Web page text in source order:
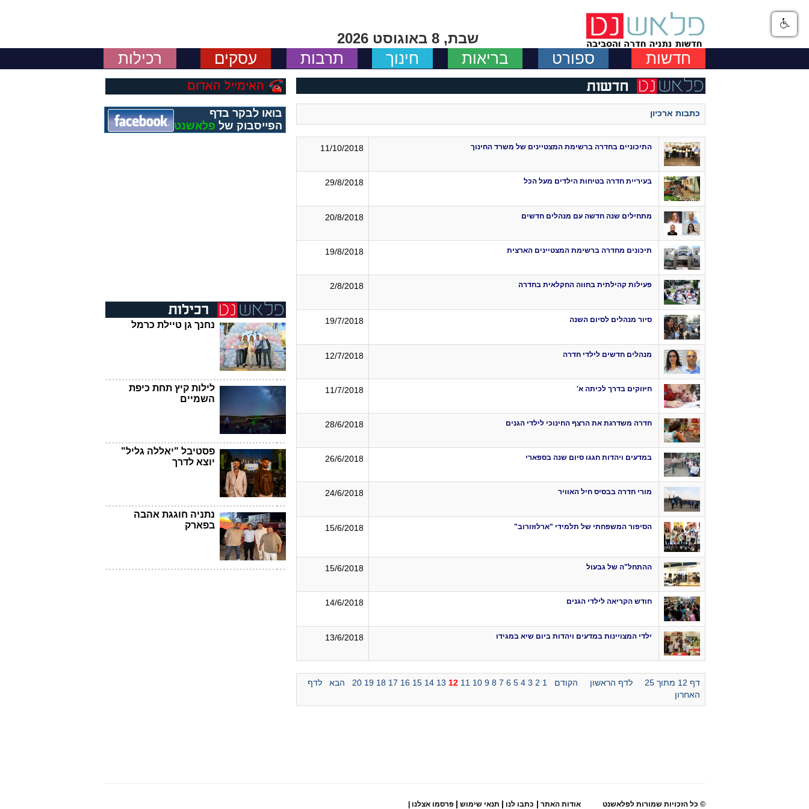
שבת, 8 באוגוסט 2026
חדשות ספורט בריאות חינוך תרבות עסקים רכילות
כתבות ארכיון
התיכוניים בחדרה ברשימת המצטיינים של משרד החינוך 11/10/2018
בעיריית חדרה בטיחות הילדים מעל הכל 29/8/2018
מתחילים שנה חדשה עם מנהלים חדשים 20/8/2018
תיכונים מחדרה ברשימת המצטיינים הארצית 19/8/2018
פעילות קהילתית בחווה החקלאית בחדרה 2/8/2018
סיור מנהלים לסיום השנה 19/7/2018
מנהלים חדשים לילדי חדרה 12/7/2018
חיזוקים בדרך לכיתה א' 11/7/2018
חדרה משדרגת את הרצף החינוכי לילדי הגנים 28/6/2018
במדעים ויהדות חגגו סיום שנה בספארי 26/6/2018
מורי חדרה בבסיס חיל האוויר 24/6/2018
הסיפור המשפחתי של תלמידי "ארלוזורוב" 15/6/2018
ההתחל"ה של גבעול 15/6/2018
חודש הקריאה לילדי הגנים 14/6/2018
ילדי המצויינות במדעים ויהדות ביום שיא במגידו 13/6/2018
דף 12 מתוך 25 לדף הראשון הקודם 1
2
3
4
5
6
7
8
9
10
11
12
13
14
15
16
17
18
19
20 הבא
לדף
האחרון
האימייל האדום
בואו לבקר בדף
הפייסבוק של פלאשנט
נחנך גן טיילת כרמל
לילות קיץ תחת כיפת
השמיים
פסטיבל "יאללה גליל"
יוצא לדרך
נתניה חוגגת אהבה
בפארק
© כל הזכויות שמורות לפלאשנט אודות האתר | כתבו לנו | תנאי שימוש | פרסמו אצלנו